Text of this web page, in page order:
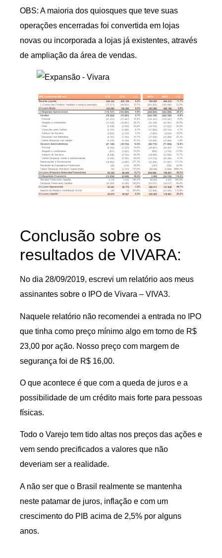
OBS: A maioria dos quiosques que teve suas
operações encerradas foi convertida em lojas
novas ou incorporada a lojas já existentes, através
de ampliação da área de vendas.
Conclusão sobre os
resultados de VIVARA:
No dia 28/09/2019, escrevi um relatório aos meus
assinantes sobre o IPO de Vivara – VIVA3.
Naquele relatório não recomendei a entrada no IPO
que tinha como preço mínimo algo em torno de R$
23,00 por ação. Nosso preço com margem de
segurança foi de R$ 16,00.
O que acontece é que com a queda de juros e a
possibilidade de um crédito mais forte para pessoas
físicas.
Todo o Varejo tem tido altas nos preços das ações e
vem sendo precificados a valores que não
deveriam ser a realidade.
A não ser que o Brasil realmente se mantenha
neste patamar de juros, inflação e com um
crescimento do PIB acima de 2,5% por alguns
anos.